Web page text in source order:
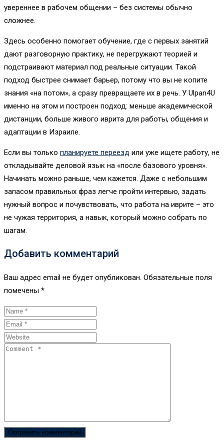
увереннее в рабочем общении – без системы обычно
сложнее.
Здесь особенно помогает обучение, где с первых занятий
дают разговорную практику, не перегружают теорией и
подстраивают материал под реальные ситуации. Такой
подход быстрее снимает барьер, потому что вы не копите
знания «на потом», а сразу превращаете их в речь. У Ulpan4U
именно на этом и построен подход: меньше академической
дистанции, больше живого иврита для работы, общения и
адаптации в Израиле.
Если вы только планируете переезд или уже ищете работу, не
откладывайте деловой язык на «после базового уровня».
Начинать можно раньше, чем кажется. Даже с небольшим
запасом правильных фраз легче пройти интервью, задать
нужный вопрос и почувствовать, что работа на иврите – это
не чужая территория, а навык, который можно собрать по
шагам.
Добавить комментарий
Ваш адрес email не будет опубликован. Обязательные поля
помечены *